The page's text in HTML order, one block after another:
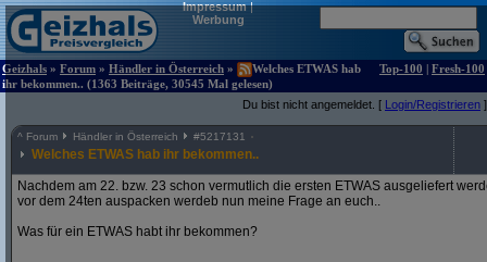
Impressum|
Werbung
Geizhals » Forum » Händler in Österreich »
Welches ETWAS hab
ihr bekommen.. (1363 Beiträge, 30545 Mal gelesen)
Top-100 | Fresh-100
Du bist nicht angemeldet. [ Login/Registrieren ]
^ Forum Händler in Österreich #5217131
Welches ETWAS hab ihr bekommen..
Nachdem am 22. bzw. 23 schon vermutlich die ersten ETWAS ausgeliefert
vor dem 24ten auspacken werdeb nun meine Frage an euch..
Was für ein ETWAS habt ihr bekommen?